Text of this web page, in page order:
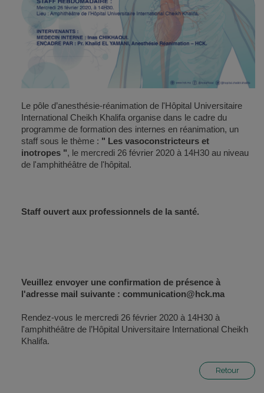
Le pôle d’anesthésie-réanimation de l'Hôpital Universitaire
International Cheikh Khalifa organise dans le cadre du
programme de formation des internes en réanimation, un
staff sous le thème : " Les vasoconstricteurs et
inotropes", le mercredi 26 février 2020 à 14H30 au niveau
de l'amphithéâtre de l'hôpital.
Staff ouvert aux professionnels de la santé.
Veuillez envoyer une confirmation de présence à
l'adresse mail suivante : communication@hck.ma
Rendez-vous le mercredi 26 février 2020 à 14H30 à
l'amphithéâtre de l’Hôpital Universitaire International Cheikh
Khalifa.
Retour